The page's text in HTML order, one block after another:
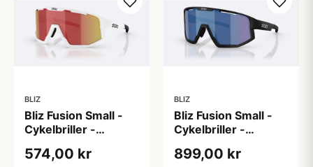
BLIZ
Bliz Fusion Small -
Cykelbriller -
Multi
574,00 kr
BLIZ
Bliz Fusion Small -
Cykelbriller -
Photochromic
899,00 kr